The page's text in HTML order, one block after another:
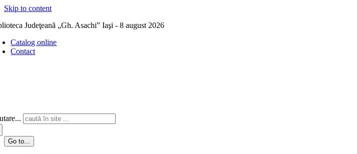
Skip to content
Judeţeană „Gh. Asachi” Iaşi - 8 august 2026
Catalog online
Contact
Go to...